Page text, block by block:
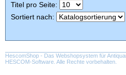
Titel pro Seite:
Sortiert nach:
HescomShop - Das Webshopsystem für
HESCOM-Software . Alle Rechte vorbehalten.